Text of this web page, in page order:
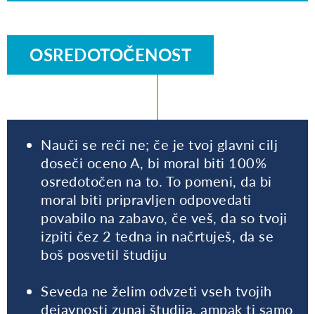
OSREDOTOČENOST
Nauči se reči ne; če je tvoj glavni cilj
doseči oceno A, bi moral biti 100%
osredotočen na to. To pomeni, da bi
moral biti pripravljen odpovedati
povabilo na zabavo, če veš, da so tvoji
izpiti čez 2 tedna in načrtuješ, da se
boš posvetil študiju
Seveda ne želim odvzeti vseh tvojih
dejavnosti zunaj študija, ampak ti samo